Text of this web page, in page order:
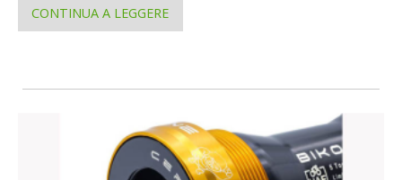
CONTINUA A LEGGERE